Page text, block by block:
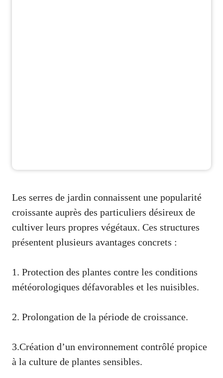
Les serres de jardin connaissent une popularité
croissante auprès des particuliers désireux de
cultiver leurs propres végétaux. Ces structures
présentent plusieurs avantages concrets :
1. Protection des plantes contre les conditions
météorologiques défavorables et les nuisibles.
2. Prolongation de la période de croissance.
3.Création d’un environnement contrôlé propice
à la culture de plantes sensibles.